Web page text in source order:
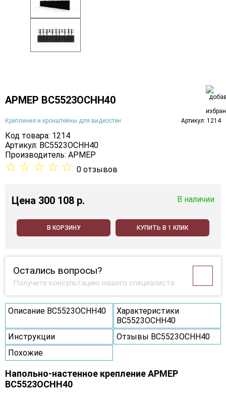
АРМЕР ВС5523ОСНН40
Крепления и кронштейны для видеостен Артикул: 1214
Код товара: 1214
Артикул: ВС5523ОСНН40
Производитель: АРМЕР
☆ ☆ ☆ ☆ ☆ 0 отзывов
Цена 300 108 p. В наличии
В КОРЗИНУ КУПИТЬ В 1 КЛИК
Остались вопросы?
Получите консультацию нашего специалиста
Описание ВС5523ОСНН40
Характеристики
ВС5523ОСНН40
Инструкции
Отзывы ВС5523ОСНН40
Похожие
Напольно-настенное крепление АРМЕР
ВС5523ОСНН40